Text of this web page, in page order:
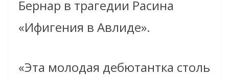
Бернар в трагедии Расина
«Ифигения в Авлиде».
«Эта молодая дебютантка столь